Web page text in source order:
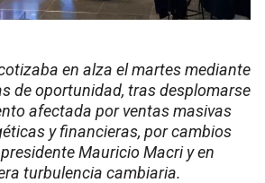
en alza el martes mediante
de oportunidad, tras desplomarse
afectada por ventas masivas
y financieras, por cambios
Mauricio Macri y en
turbulencia cambiaria.